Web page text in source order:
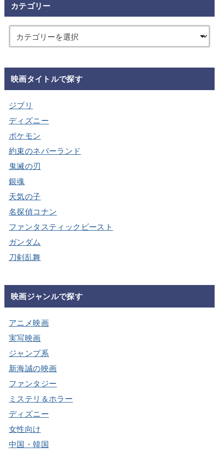
カテゴリー
映画タイトルで探す
ジブリ
ディズニー
ポケモン
約束のネバーランド
鬼滅の刃
銀魂
天気の子
名探偵コナン
ファンタスティックビースト
ガンダム
刀剣乱舞
映画ジャンルで探す
アニメ映画
実写映画
ジャンプ系
新海誠の映画
ファンタジー
ミステリ＆ホラー
ディズニー
女性向け
中国・韓国